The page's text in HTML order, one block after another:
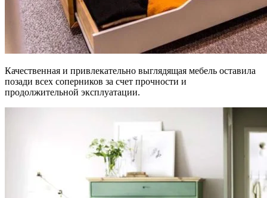
Качественная и привлекательно выглядящая мебель оставила
позади всех соперников за счет прочности и
продолжительной эксплуатации.